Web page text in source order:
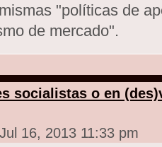
"políticas de
de mercado".
socialistas o en
16, 2013 11:33 pm